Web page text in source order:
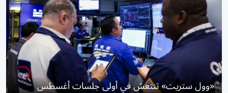
«وول ستريت» تنتعش في أولى جلسات أغسطس